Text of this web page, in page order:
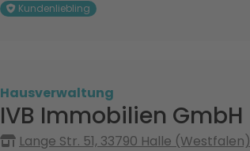
Kundenliebling
Hausverwaltung
IVB Immobilien GmbH
Lange Str. 51, 33790 Halle (Westfalen)